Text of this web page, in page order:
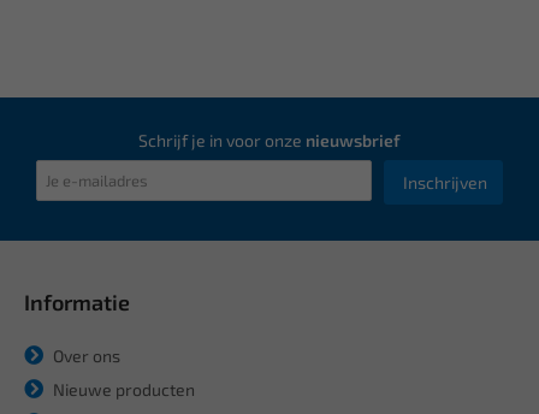
Schrijf je in voor onze nieuwsbrief
Inschrijven
Informatie
Over ons
Nieuwe producten